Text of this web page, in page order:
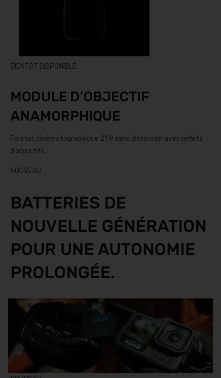
BIENTÔT DISPONIBLE
MODULE D’OBJECTIF
ANAMORPHIQUE
Format cinématographique 21:9 sans distorsion avec reflets
d’objectifs.
NOUVEAU
BATTERIES DE
NOUVELLE GÉNÉRATION
POUR UNE AUTONOMIE
PROLONGÉE.